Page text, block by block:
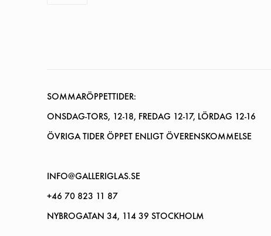
SOMMARÖPPETTIDER:
ONSDAG-TORS, 12-18, FREDAG 12-17, LÖRDAG 12-16
ÖVRIGA TIDER ÖPPET ENLIGT ÖVERENSKOMMELSE
INFO@GALLERIGLAS.SE
+46 70 823 11 87
NYBROGATAN 34, 114 39 STOCKHOLM